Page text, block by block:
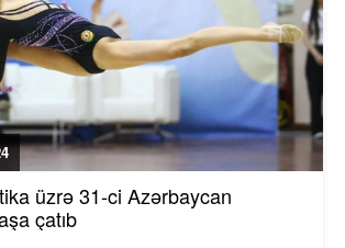
üzrə 31-ci Azərbaycan
çatıb